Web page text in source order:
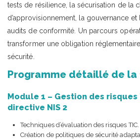
tests de résilience, la sécurisation de la
d’approvisionnement, la gouvernance et
audits de conformité. Un parcours
transformer une obligation
sécurité.
Programme détaillé de
Module 1 – Gestion des risques
directive NIS 2
Techniques d’évaluation des risques TIC.
Création de politiques de sécurité